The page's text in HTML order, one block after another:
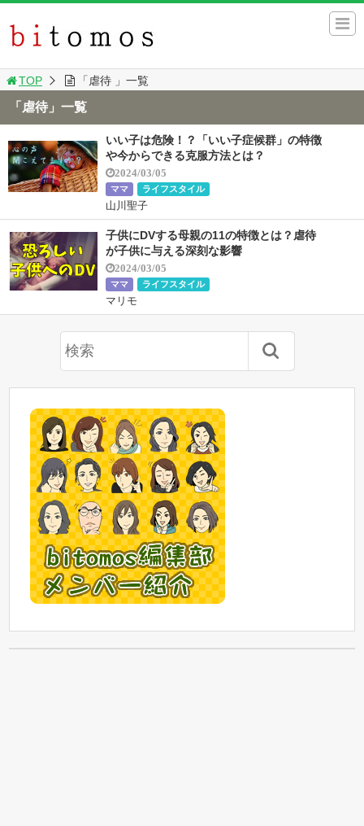
TOP 「虐待 」一覧
「虐待」一覧
いい子は危険！？「いい子症候群」の特徴
や今からできる克服方法とは？
2024/03/05
ママ ライフスタイル
山川聖子
子供にDVする母親の11の特徴とは？虐待
が子供に与える深刻な影響
2024/03/05
ママ ライフスタイル
マリモ